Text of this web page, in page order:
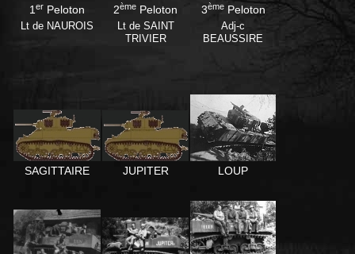
1 er Peloton
Lt de NAUROIS
2ème Peloton
Lt de SAINT
TRIVIER
3èmePeloton
Adj-c
BEAUSSIRE
SAGITTAIRE JUPITER LOUP